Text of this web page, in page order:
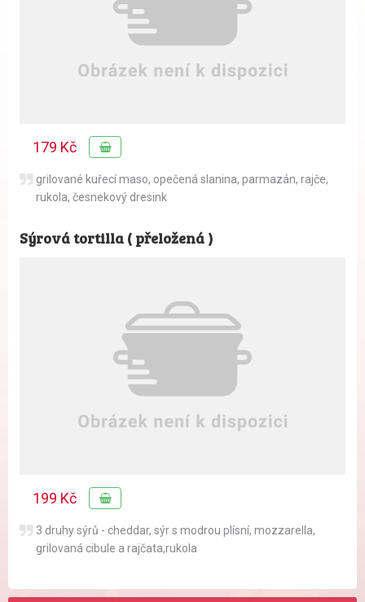
179 Kč
grilované kuřecí maso, opečená slanina, parmazán, rajče,
rukola, česnekový dresink
Sýrová tortilla ( přeložená )
199 Kč
3 druhy sýrů - cheddar, sýr s modrou plísní, mozzarella,
grilovaná cibule a rajčata,rukola